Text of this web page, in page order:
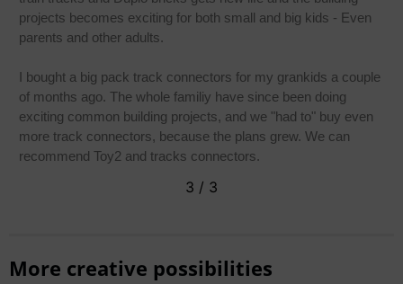
projects becomes exciting for both small and big kids - Even
parents and other adults.
I bought a big pack track connectors for my grankids a couple
of months ago. The whole familiy have since been doing
exciting common building projects, and we "had to" buy even
more track connectors, because the plans grew. We can
recommend Toy2 and tracks connectors.
3 / 3
More creative possibilities